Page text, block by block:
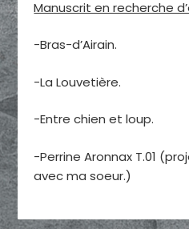
Manuscrit en recherche
-Bras-d’Airain.
-La Louvetière.
-Entre chien et loup.
-Perrine Aronnax T.01
avec ma soeur.)